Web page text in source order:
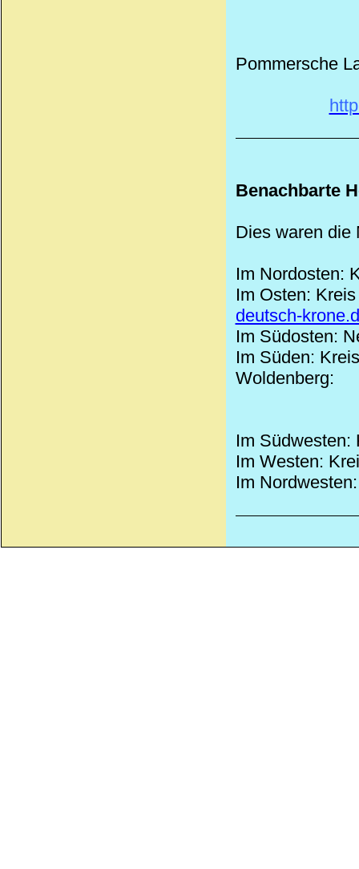
Pommersche
Benachbarte
Dies waren die
Im Nordosten:
Im Osten:
deutsch-
Im Südosten:
Im Süden:
Woldenberg:
Im Südwesten:
Im Westen:
Im